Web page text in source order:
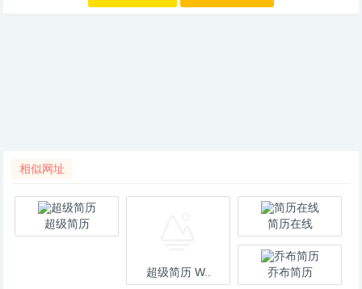
相似网址
超级简历
超级简历 W..
简历在线
乔布简历